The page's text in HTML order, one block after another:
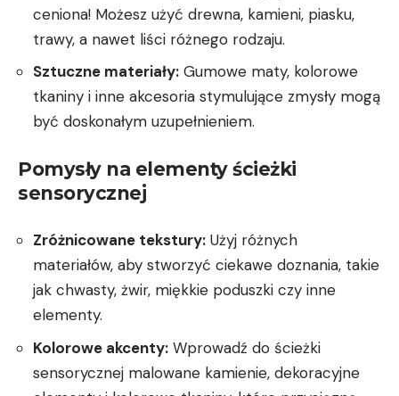
ceniona! Możesz użyć drewna, kamieni, piasku,
trawy, a nawet liści różnego rodzaju.
Sztuczne materiały: Gumowe maty, kolorowe
tkaniny i inne akcesoria stymulujące zmysły mogą
być doskonałym uzupełnieniem.
Pomysły na elementy ścieżki
sensorycznej
Zróżnicowane tekstury: Użyj różnych
materiałów, aby stworzyć ciekawe doznania, takie
jak chwasty, żwir, miękkie poduszki czy inne
elementy.
Kolorowe akcenty: Wprowadź do ścieżki
sensorycznej malowane kamienie, dekoracyjne